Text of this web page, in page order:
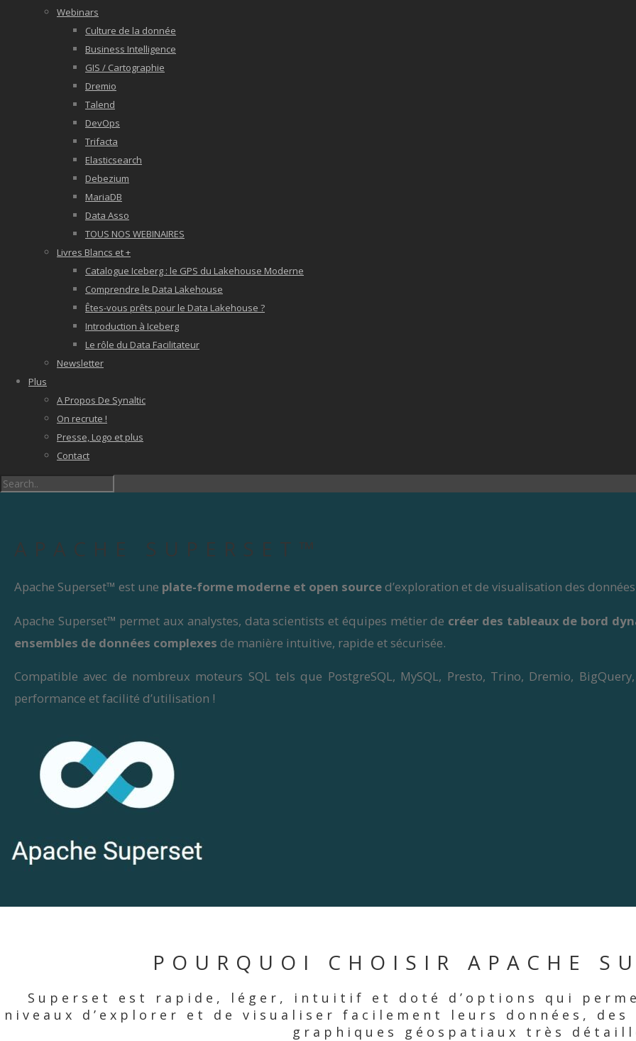
Webinars
Culture de la donnée
Business Intelligence
GIS / Cartographie
Dremio
Talend
DevOps
Trifacta
Elasticsearch
Debezium
MariaDB
Data Asso
TOUS NOS WEBINAIRES
Livres Blancs et +
Catalogue Iceberg : le GPS du Lakehouse Moderne
Comprendre le Data Lakehouse
Êtes-vous prêts pour le Data Lakehouse ?
Introduction à Iceberg
Le rôle du Data Facilitateur
Newsletter
Plus
A Propos De Synaltic
On recrute !
Presse, Logo et plus
Contact
APACHE SUPERSET ™
Apache Superset™ est une plate-forme moderne et open sourced’exploration et de visualisation des
Apache Superset™ permet aux analystes, data scientists et équipes métier de créer des tableaux de bord
ensembles de données complexes de manière intuitive, rapide et sécurisée.
Compatible avec de nombreux moteurs SQL tels que PostgreSQL, MySQL, Presto, Trino, Dremio,
performance et facilité d’utilisation !
POURQUOI CHOISIR APACHE
Superset est rapide, léger, intuitif et doté d’options qui
niveaux d’explorer et de visualiser facilement leurs données,
graphiques géospatiaux très